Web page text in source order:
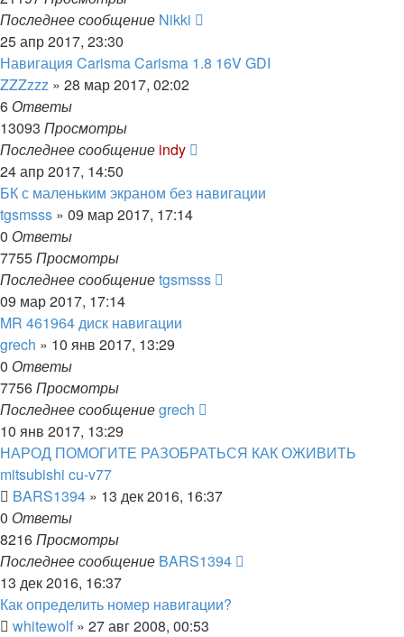
Последнее сообщение Nikki
25 апр 2017, 23:30
Навигация Carisma Carisma 1.8 16V GDI
ZZZzzz » 28 мар 2017, 02:02
6 Ответы
13093 Просмотры
Последнее сообщение indy
24 апр 2017, 14:50
БК с маленьким экраном без навигации
tgsmsss » 09 мар 2017, 17:14
0 Ответы
7755Просмотры
Последнее сообщениеtgsmsss
09 мар 2017, 17:14
MR 461964 диск навигации
grech » 10 янв 2017, 13:29
0 Ответы
7756Просмотры
Последнее сообщениеgrech
10 янв 2017, 13:29
НАРОД ПОМОГИТЕ РАЗОБРАТЬСЯ КАК ОЖИВИТЬ
mitsubishi cu-v77
BARS1394 » 13 дек 2016, 16:37
0 Ответы
8216Просмотры
Последнее сообщение BARS1394
13 дек 2016, 16:37
Как определить номер навигации?
whitewolf » 27 авг 2008, 00:53